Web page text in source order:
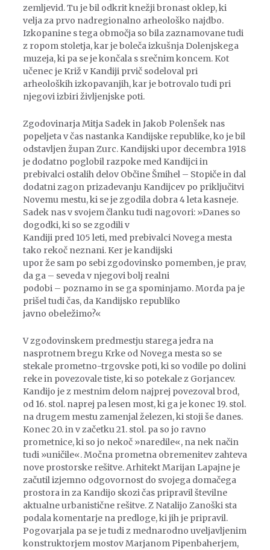
zemljevid. Tu je bil odkrit knežji bronast oklep, ki
velja za prvo nadregionalno arheološko najdbo.
Izkopanine s tega območja so bila zaznamovane tudi
z ropom stoletja, kar je boleča izkušnja Dolenjskega
muzeja, ki pa se je končala s srečnim koncem. Kot
učenec je Križ v Kandiji prvič sodeloval pri
arheoloških izkopavanjih, kar je botrovalo tudi pri
njegovi izbiri življenjske poti.
Zgodovinarja Mitja Sadek in Jakob Polenšek nas
popeljeta v čas nastanka Kandijske republike, ko je bil
odstavljen župan Zurc. Kandijski upor decembra 1918
je dodatno poglobil razpoke med Kandijci in
prebivalci ostalih delov Občine Šmihel – Stopiče in dal
dodatni zagon prizadevanju Kandijcev po priključitvi
Novemu mestu, ki se je zgodila dobra 4 leta kasneje.
Sadek nas v svojem članku tudi nagovori: »Danes so
dogodki, ki so se zgodili v
Kandiji pred 105 leti, med prebivalci Novega mesta
tako rekoč neznani. Ker je kandijski
upor že sam po sebi zgodovinsko pomemben, je prav,
da ga – seveda v njegovi bolj realni
podobi – poznamo in se ga spominjamo. Morda pa je
prišel tudi čas, da Kandijsko republiko
javno obeležimo?«
V zgodovinskem predmestju starega jedra na
nasprotnem bregu Krke od Novega mesta so se
stekale prometno-trgovske poti, ki so vodile po dolini
reke in povezovale tiste, ki so potekale z Gorjancev.
Kandijo je z mestnim delom najprej povezoval brod,
od 16. stol. naprej pa lesen most, ki ga je konec 19. stol.
na drugem mestu zamenjal železen, ki stoji še danes.
Konec 20. in v začetku 21. stol. pa so jo ravno
prometnice, ki so jo nekoč »naredile«, na nek način
tudi »uničile«. Močna prometna obremenitev zahteva
nove prostorske rešitve. Arhitekt Marijan Lapajne je
začutil izjemno odgovornost do svojega domačega
prostora in za Kandijo skozi čas pripravil številne
aktualne urbanistične rešitve. Z Natalijo Zanoški sta
podala komentarje na predloge, ki jih je pripravil.
Pogovarjala pa se je tudi z mednarodno uveljavljenim
konstruktorjem mostov Marjanom Pipenbaherjem,